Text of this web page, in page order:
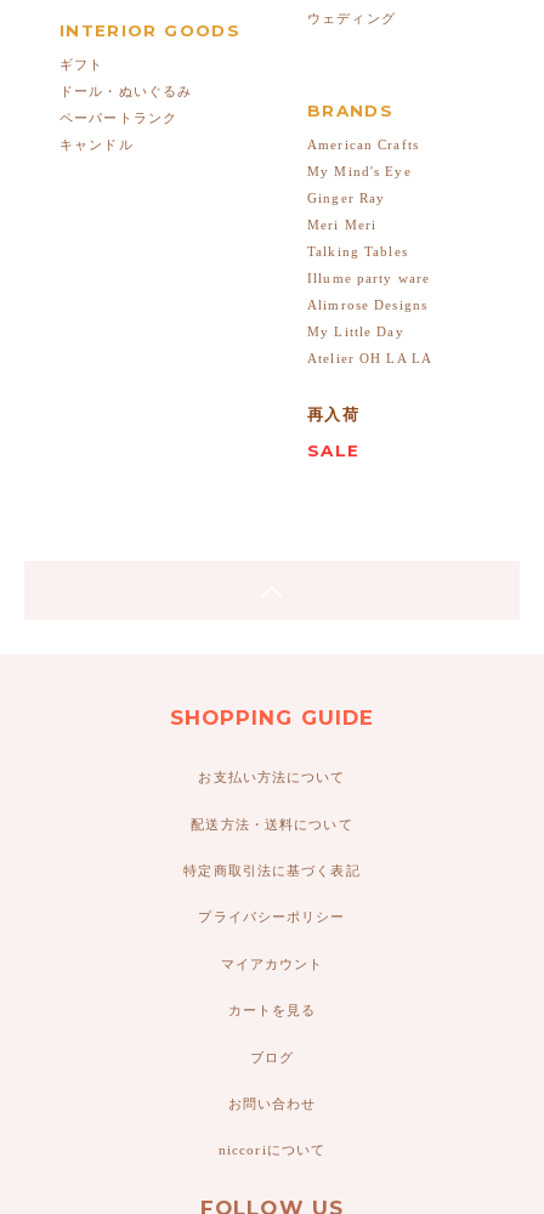
INTERIOR GOODS
ギフト
ドール・ぬいぐるみ
ペーパートランク
キャンドル
ウェディング
BRANDS
American Crafts
My Mind's Eye
Ginger Ray
Meri Meri
Talking Tables
Illume party ware
Alimrose Designs
My Little Day
Atelier OH LA LA
再入荷
SALE
SHOPPING GUIDE
お支払い方法について
配送方法・送料について
特定商取引法に基づく表記
プライバシーポリシー
マイアカウント
カートを見る
ブログ
お問い合わせ
niccoriについて
FOLLOW US